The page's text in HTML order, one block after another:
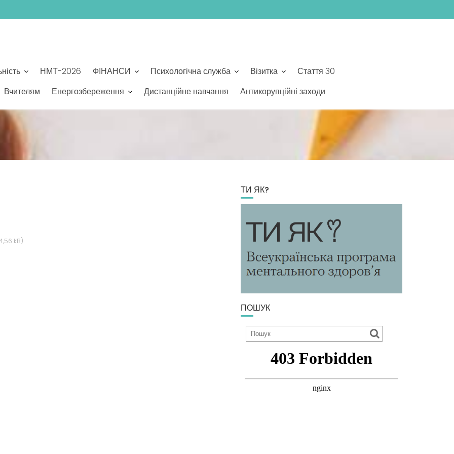
НМТ-2026 ФІНАНСИ Психологічна служба Візитка
Стаття 30
Вчителям Енергозбереження Дистанційне навчання Антикорупційні заходи
ТИ ЯК?
ПОШУК